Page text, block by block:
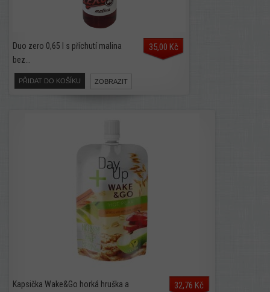
Duo zero 0,65 l s příchutí malina
bez...
35,00 Kč
PŘIDAT DO KOŠÍKU ZOBRAZIT
Kapsička Wake&Go horká hruška a
32,76 Kč